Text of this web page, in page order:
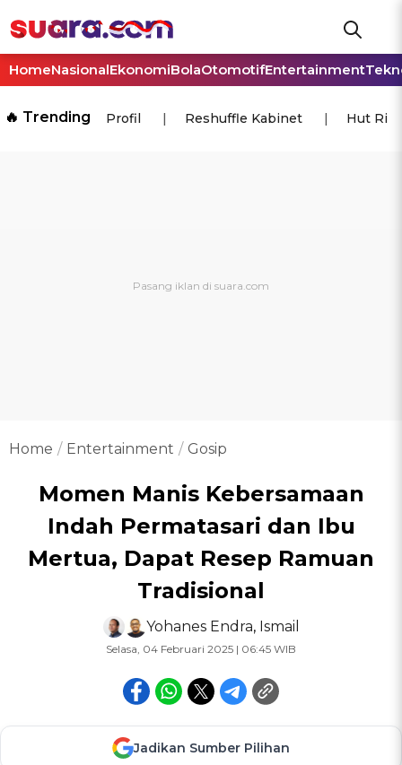
HomeNasionalEkonomiBolaOtomotifEntertainment
🔥 Trending Profil Reshuffle Kabinet Hut Ri
Home Entertainment Gosip
Momen Manis Kebersamaan
Indah Permatasari dan Ibu
Mertua, Dapat Resep Ramuan
Tradisional
Yohanes Endra, Ismail
Selasa, 04 Februari 2025 | 06:45 WIB
Jadikan Sumber Pilihan